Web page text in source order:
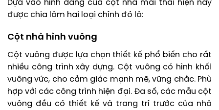
Dựa vào hình dáng của cột nhà mái thái hiện nay
được chia làm hai loại chính đó là:
Cột nhà hình vuông
Cột vuông được lựa chọn thiết kế phổ biến cho rất
nhiều công trình xây dựng. Cột vuông có hình khối
vuông vức, cho cảm giác mạnh mẽ, vững chắc. Phù
hợp với các công trình hiện đại. Đa số, các mẫu cột
vuông đều có thiết kế và trang trí trước của nhà